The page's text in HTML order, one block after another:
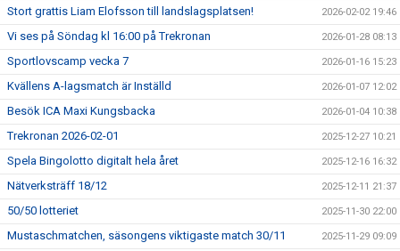
Stort grattis Liam Elofsson till landslagsplatsen! 2026-02-02 19:46
Vi ses på Söndag kl 16:00 på Trekronan 2026-01-28 08:13
Sportlovscamp vecka 7 2026-01-16 15:23
Kvällens A-lagsmatch är Inställd 2026-01-07 12:02
Besök ICA Maxi Kungsbacka 2026-01-04 10:38
Trekronan 2026-02-01 2025-12-27 10:21
Spela Bingolotto digitalt hela året 2025-12-16 16:32
Nätverksträff 18/12 2025-12-11 21:37
50/50 lotteriet 2025-11-30 22:00
Mustaschmatchen, säsongens viktigaste match 30/11 2025-11-29 09:09